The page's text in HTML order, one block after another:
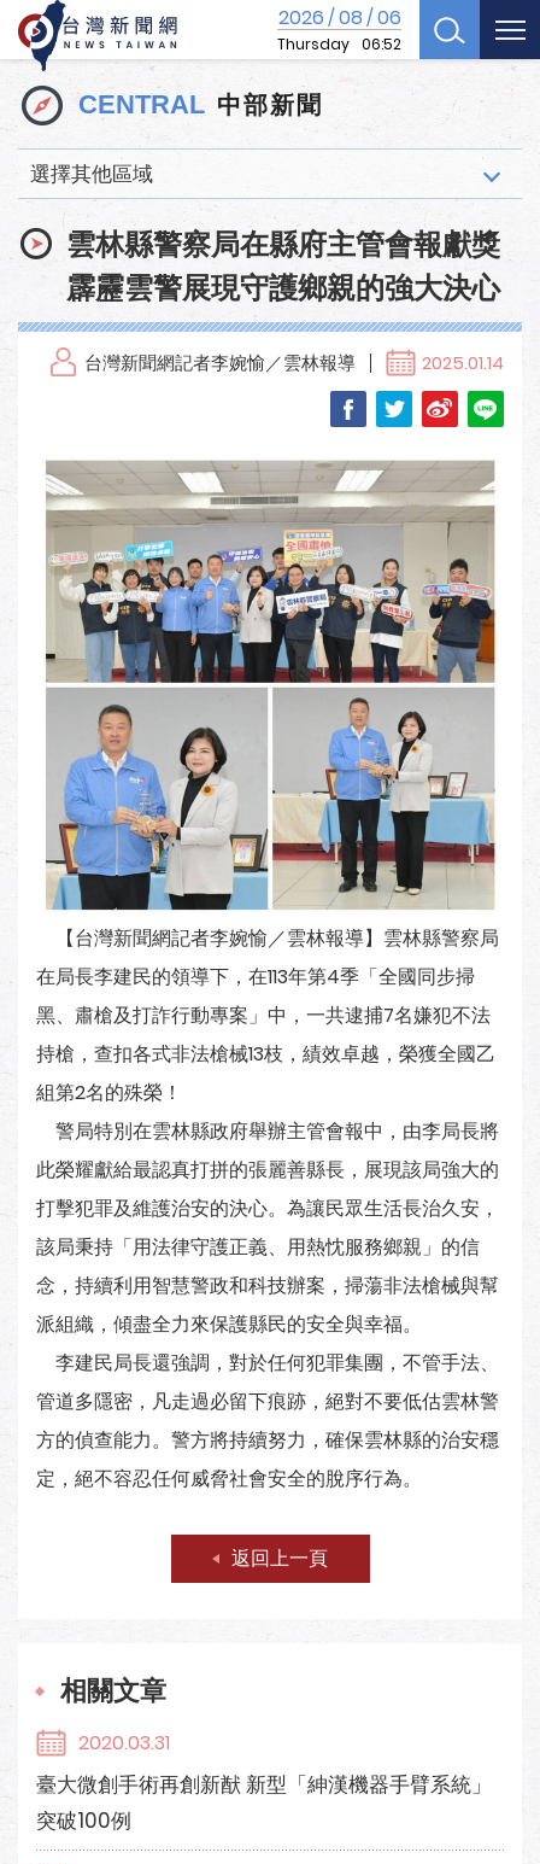
2026/08/06
Thursday 06:52
CENTRAL 中部新聞
選擇其他區域
雲林縣警察局在縣府主管會報獻獎
霹靂雲警展現守護鄉親的強大決心
台灣新聞網記者李婉愉／雲林報導 2025.01.14
【台灣新聞網記者李婉愉／雲林報導】雲林縣警察局
在局長李建民的領導下，在113年第4季「全國同步掃
黑、肅槍及打詐行動專案」中，一共逮捕7名嫌犯不法
持槍，查扣各式非法槍械13枝，績效卓越，榮獲全國乙
組第2名的殊榮！
警局特別在雲林縣政府舉辦主管會報中，由李局長將
此榮耀獻給最認真打拼的張麗善縣長，展現該局強大的
打擊犯罪及維護治安的決心。為讓民眾生活長治久安，
該局秉持「用法律守護正義、用熱忱服務鄉親」的信
念，持續利用智慧警政和科技辦案，掃蕩非法槍械與幫
派組織，傾盡全力來保護縣民的安全與幸福。
李建民局長還強調，對於任何犯罪集團，不管手法、
管道多隱密，凡走過必留下痕跡，絕對不要低估雲林警
方的偵查能力。警方將持續努力，確保雲林縣的治安穩
定，絕不容忍任何威脅社會安全的脫序行為。
返回上一頁
相關文章
2020.03.31
臺大微創手術再創新猷 新型「紳漢機器手臂系統」
突破100例